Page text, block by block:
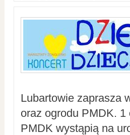
Lubartowie zaprasza
oraz ogrodu PMDK. 1
PMDK wystąpią na